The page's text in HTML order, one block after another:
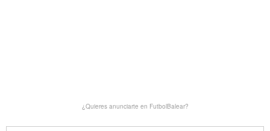
¿Quieres anunciarte en FutbolBalear?